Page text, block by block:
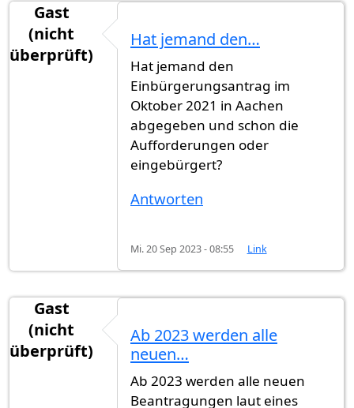
Gast
(nicht
überprüft)
Hat jemand den…
Hat jemand den
Einbürgerungsantrag im
Oktober 2021 in Aachen
abgegeben und schon die
Aufforderungen oder
eingebürgert?
Antworten
Mi. 20 Sep 2023 - 08:55 Link
Gast
(nicht
überprüft)
Ab 2023 werden alle
neuen…
Ab 2023 werden alle neuen
Beantragungen laut eines